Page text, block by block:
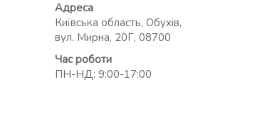
Адреса
Київська область, Обухів,
вул. Мирна, 20Г, 08700
Час роботи
ПН-НД: 9:00-17:00